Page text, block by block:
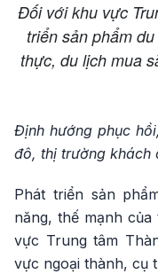
Đối với khu vực
triển sản phẩm
thực, du lịch mua
Định hướng phục
đô, thị trường khách
Phát triển sản
năng, thế mạnh
vực Trung tâm
vực ngoại thành, cụ